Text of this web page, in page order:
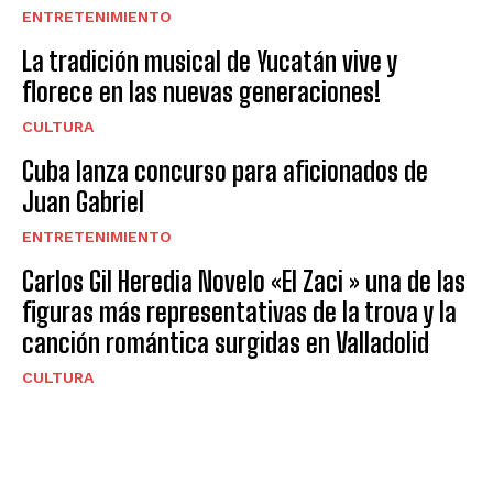
ENTRETENIMIENTO
La tradición musical de Yucatán vive y
florece en las nuevas generaciones!
CULTURA
Cuba lanza concurso para aficionados de
Juan Gabriel
ENTRETENIMIENTO
Carlos Gil Heredia Novelo «El Zaci » una de las
figuras más representativas de la trova y la
canción romántica surgidas en Valladolid
CULTURA